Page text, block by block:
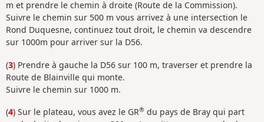
m et prendre le chemin à droite (Route de la Commission).
Suivre le chemin sur 500 m vous arrivez à une intersection le
Rond Duquesne, continuez tout droit, le chemin va descendre
sur 1000m pour arriver sur la D56.
(3) Prendre à gauche la D56 sur 100 m, traverser et prendre la
Route de Blainville qui monte.
Suivre le chemin sur 1000 m.
(4) Sur le plateau, vous avez le GR® du pays de Bray qui part